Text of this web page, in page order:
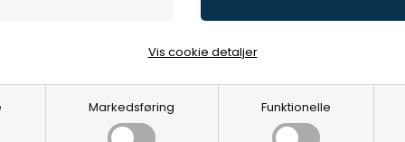
Markedsføring Funktionelle
Vis cookie detaljer